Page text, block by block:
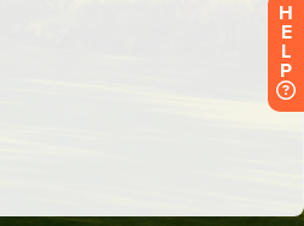
H
E
L
P